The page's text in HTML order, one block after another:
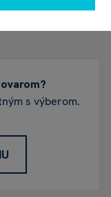
s výberom.